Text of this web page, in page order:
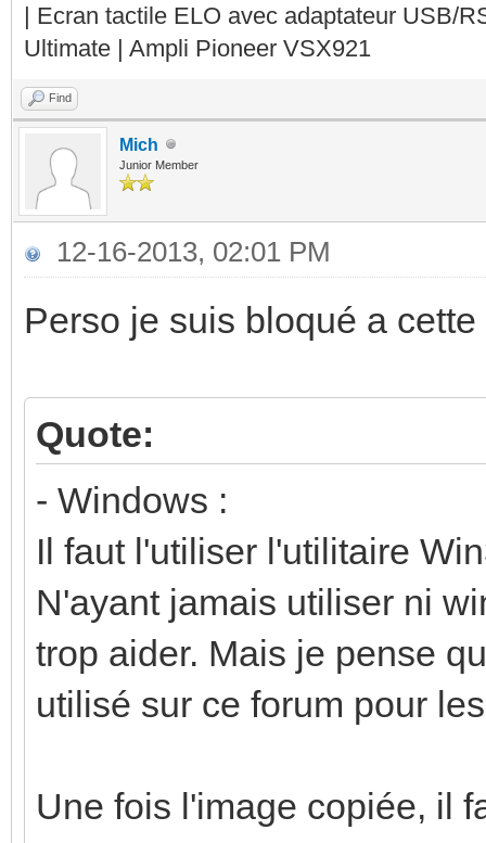
| Ecran tactile ELO avec adaptateur USB/
Ultimate | Ampli Pioneer VSX921
Find
Mich
Junior Member
12-16-2013, 02:01 PM
Perso je suis bloqué a cette
Quote:
- Windows :
Il faut l'utiliser l'utilitaire
N'ayant jamais utiliser ni
trop aider. Mais je pense
utilisé sur ce forum pour
Une fois l'image copiée, il